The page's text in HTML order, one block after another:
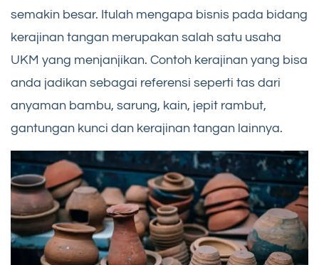
semakin besar. Itulah mengapa bisnis pada bidang
kerajinan tangan merupakan salah satu usaha
UKM yang menjanjikan. Contoh kerajinan yang bisa
anda jadikan sebagai referensi seperti tas dari
anyaman bambu, sarung, kain, jepit rambut,
gantungan kunci dan kerajinan tangan lainnya.